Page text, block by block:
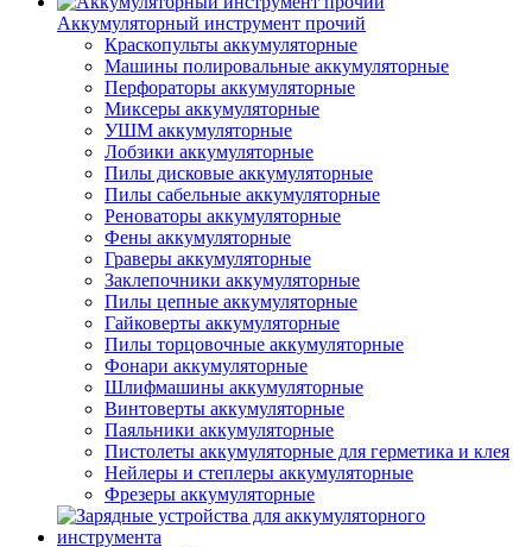
Аккумуляторный инструмент прочий
Краскопульты аккумуляторные
Машины полировальные аккумуляторные
Перфораторы аккумуляторные
Миксеры аккумуляторные
УШМ аккумуляторные
Лобзики аккумуляторные
Пилы дисковые аккумуляторные
Пилы сабельные аккумуляторные
Реноваторы аккумуляторные
Фены аккумуляторные
Граверы аккумуляторные
Заклепочники аккумуляторные
Пилы цепные аккумуляторные
Гайковерты аккумуляторные
Пилы торцовочные аккумуляторные
Фонари аккумуляторные
Шлифмашины аккумуляторные
Винтоверты аккумуляторные
Паяльники аккумуляторные
Пистолеты аккумуляторные для герметика и клея
Нейлеры и степлеры аккумуляторные
Фрезеры аккумуляторные